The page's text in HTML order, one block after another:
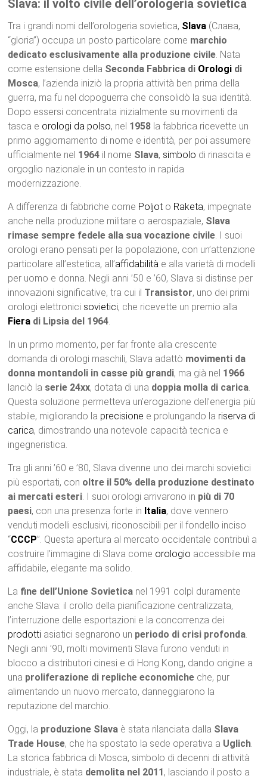
Slava: il volto civile dell’orologeria sovietica
Tra i grandi nomi dell’orologeria sovietica, Slava (Слава,
“gloria”) occupa un posto particolare come marchio
dedicato esclusivamente alla produzione civile. Nata
come estensione della Seconda Fabbrica di Orologi di
Mosca, l’azienda iniziò la propria attività ben prima della
guerra, ma fu nel dopoguerra che consolidò la sua identità.
Dopo essersi concentrata inizialmente su movimenti da
tasca e orologi da polso, nel 1958 la fabbrica ricevette un
primo aggiornamento di nome e identità, per poi assumere
ufficialmente nel 1964 il nome Slava, simbolo di rinascita e
orgoglio nazionale in un contesto in rapida
modernizzazione.
A differenza di fabbriche come Poljot o Raketa, impegnate
anche nella produzione militare o aerospaziale, Slava
rimase sempre fedele alla sua vocazione civile. I suoi
orologi erano pensati per la popolazione, con un’attenzione
particolare all’estetica, all’affidabilità e alla varietà di modelli
per uomo e donna. Negli anni ’50 e ’60, Slava si distinse per
innovazioni significative, tra cui il Transistor, uno dei primi
orologi elettronici sovietici, che ricevette un premio alla
Fiera di Lipsia del 1964.
In un primo momento, per far fronte alla crescente
domanda di orologi maschili, Slava adattò movimenti da
donna montandoli in casse più grandi, ma già nel 1966
lanciò la serie 24xx, dotata di una doppia molla di carica.
Questa soluzione permetteva un’erogazione dell’energia più
stabile, migliorando la precisione e prolungando la riserva di
carica, dimostrando una notevole capacità tecnica e
ingegneristica.
Tra gli anni ’60 e ’80, Slava divenne uno dei marchi sovietici
più esportati, con oltre il 50% della produzione destinato
ai mercati esteri. I suoi orologi arrivarono in più di 70
paesi, con una presenza forte in Italia, dove vennero
venduti modelli esclusivi, riconoscibili per il fondello inciso
“CCCP”. Questa apertura al mercato occidentale contribuì a
costruire l’immagine di Slava come orologio accessibile ma
affidabile, elegante ma solido.
La fine dell’Unione Sovietica nel 1991 colpì duramente
anche Slava: il crollo della pianificazione centralizzata,
l’interruzione delle esportazioni e la concorrenza dei
prodotti asiatici segnarono un periodo di crisi profonda.
Negli anni ’90, molti movimenti Slava furono venduti in
blocco a distributori cinesi e di Hong Kong, dando origine a
una proliferazione di repliche economiche che, pur
alimentando un nuovo mercato, danneggiarono la
reputazione del marchio.
Oggi, la produzione Slava è stata rilanciata dalla Slava
Trade House, che ha spostato la sede operativa a Uglich.
La storica fabbrica di Mosca, simbolo di decenni di attività
industriale, è stata demolita nel 2011 , lasciando il posto a